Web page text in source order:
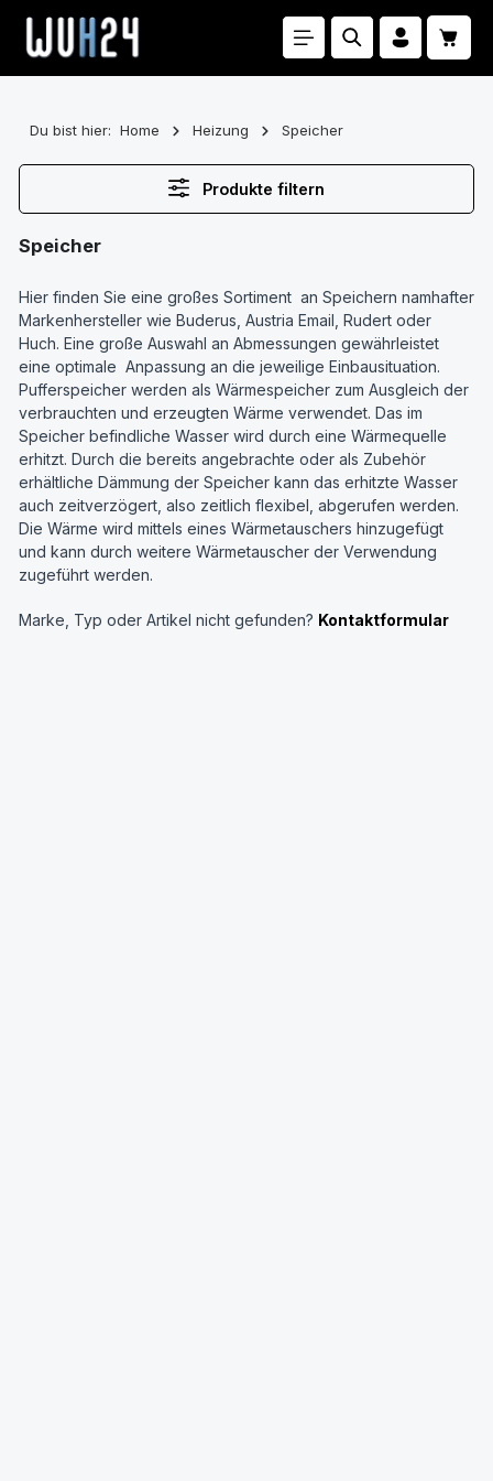
Zum Hauptinhalt springen
Du bist hier: Home Heizung Speicher
Produkte filtern
Speicher
Hier finden Sie eine großes Sortiment an Speichern namhafter
Markenhersteller wie Buderus, Austria Email, Rudert oder
Huch. Eine große Auswahl an Abmessungen gewährleistet
eine optimale Anpassung an die jeweilige Einbausituation.
Pufferspeicher werden als Wärmespeicher zum Ausgleich der
verbrauchten und erzeugten Wärme verwendet. Das im
Speicher befindliche Wasser wird durch eine Wärmequelle
erhitzt. Durch die bereits angebrachte oder als Zubehör
erhältliche Dämmung der Speicher kann das erhitzte Wasser
auch zeitverzögert, also zeitlich flexibel, abgerufen werden.
Die Wärme wird mittels eines Wärmetauschers hinzugefügt
und kann durch weitere Wärmetauscher der Verwendung
zugeführt werden.
Marke, Typ oder Artikel nicht gefunden? Kontaktformular